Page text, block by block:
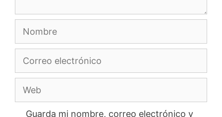
Nombre
Correo
Web
Guarda mi nombre, correo electrónico y